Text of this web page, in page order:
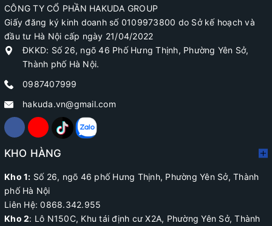
CÔNG TY CỔ PHẦN HAKUDA GROUP
Giấy đăng ký kinh doanh số 0109973800 do Sở kế hoạch và
đầu tư Hà Nội cấp ngày 21/04/2022
ĐKKD: Số 26, ngõ 46 Phố Hưng Thịnh, Phường Yên Sở,
Thành phố Hà Nội.
0987407999
hakuda.vn@gmail.com
KHO HÀNG
Kho 1: Số 26, ngõ 46 phố Hưng Thịnh, Phường Yên Sở, Thành
phố Hà Nội
Liên Hệ: 0868.342.955
Kho 2: Lô N150C, Khu tái định cư X2A, Phường Yên Sở, Thành